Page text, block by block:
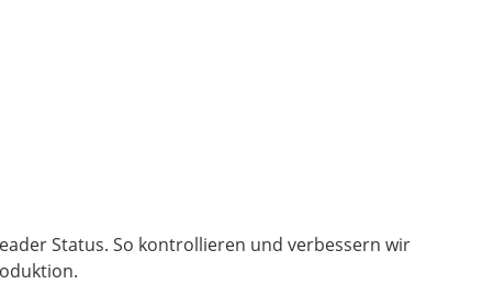
Status. So kontrollieren und verbessern wir